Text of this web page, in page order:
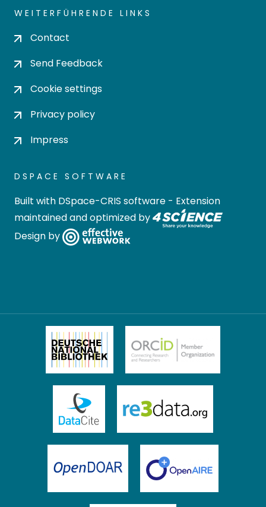
WEITERFÜHRENDE LINKS
Contact
Send Feedback
Cookie settings
Privacy policy
Impress
DSPACE SOFTWARE
Built with DSpace-CRIS software - Extension
maintained and optimized by
Design by